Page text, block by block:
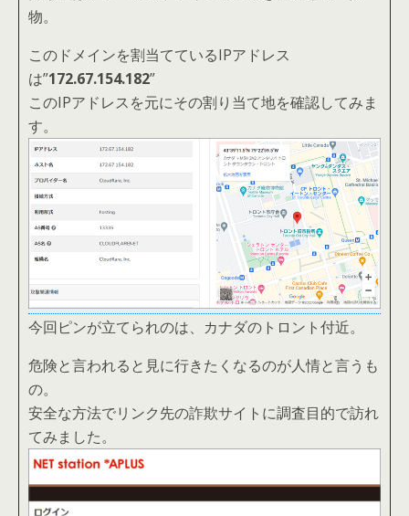
物。
このドメインを割当てているIPアドレス
は”172.67.154.182”
このIPアドレスを元にその割り当て地を確認してみま
す。
今回ピンが立てられのは、カナダのトロント付近。
危険と言われると見に行きたくなるのが人情と言うも
の。
安全な方法でリンク先の詐欺サイトに調査目的で訪れ
てみました。